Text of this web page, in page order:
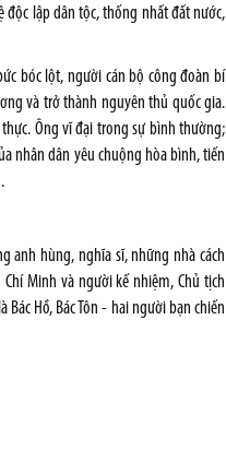
độc lập dân tộc, thống nhất đất nước,
bóc lột, người cán bộ công đoàn bí
và trở thành nguyên thủ quốc gia.
Ông vĩ đại trong sự bình thường;
nhân dân yêu chuộng hòa bình, tiến
anh hùng, nghĩa sĩ, những nhà cách
Minh và người kế nhiệm, Chủ tịch
Hồ, Bác Tôn - hai người bạn chiến